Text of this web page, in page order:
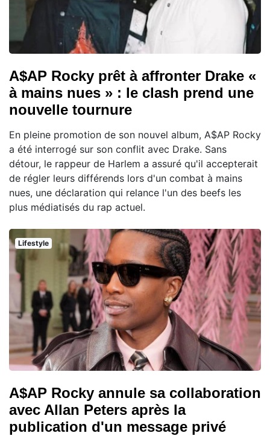
A$AP Rocky prêt à affronter Drake «
à mains nues » : le clash prend une
nouvelle tournure
En pleine promotion de son nouvel album, A$AP Rocky
a été interrogé sur son conflit avec Drake. Sans
détour, le rappeur de Harlem a assuré qu'il accepterait
de régler leurs différends lors d'un combat à mains
nues, une déclaration qui relance l'un des beefs les
plus médiatisés du rap actuel.
Lifestyle
A$AP Rocky annule sa collaboration
avec Allan Peters après la
publication d'un message privé